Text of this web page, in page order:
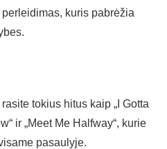
kuris pabrėžia
tokius hitus kaip „I Gotta
ir „Meet Me Halfway“, kurie
pasaulyje.